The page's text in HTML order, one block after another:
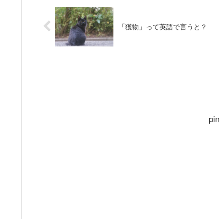
「獲物」って英語で言うと？